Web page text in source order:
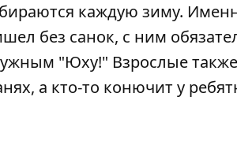
каждую зиму.
без санок, с ним
"Юху!" Взрослые также
а кто-то конючит у